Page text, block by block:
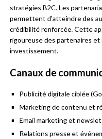
stratégies B2C. Les
permettent d’atteindre des
crédibilité renforcée. Cette
rigoureuse des partenaires
investissement.
Canaux de
Publicité digitale ciblée
Marketing de contenu et
Email marketing et
Relations presse et